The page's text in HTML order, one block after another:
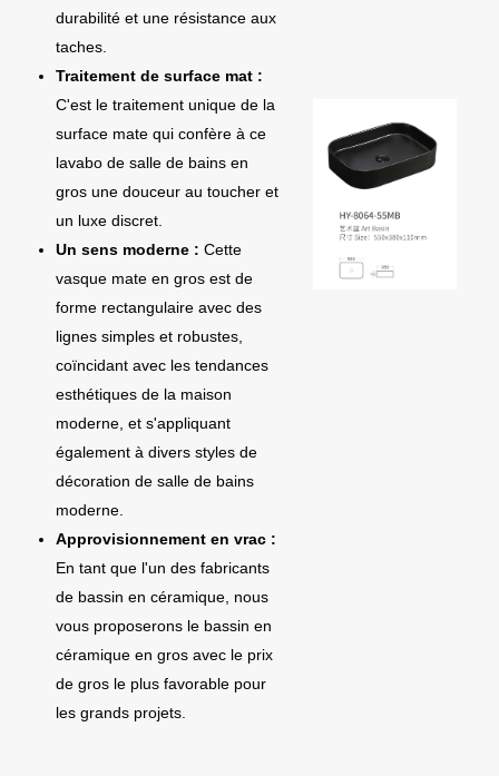
durabilité et une résistance aux
taches.
Traitement de surface mat :
C'est le traitement unique de la
surface mate qui confère à ce
lavabo de salle de bains en
gros une douceur au toucher et
un luxe discret.
Un sens moderne : Cette
vasque mate en gros est de
forme rectangulaire avec des
lignes simples et robustes,
coïncidant avec les tendances
esthétiques de la maison
moderne, et s'appliquant
également à divers styles de
décoration de salle de bains
moderne.
Approvisionnement en vrac :
En tant que l'un des fabricants
de bassin en céramique, nous
vous proposerons le bassin en
céramique en gros avec le prix
de gros le plus favorable pour
les grands projets.